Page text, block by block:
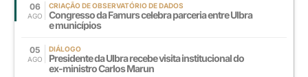
06
AGO
CRIAÇÃO DE OBSERVATÓRIO DE DADOS
Congresso da Famurs celebra parceria entre Ulbra
e municípios
05
AGO
DIÁLOGO
Presidente da Ulbra recebe visita institucional do
ex-ministro Carlos Marun